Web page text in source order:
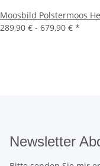
Moosbild Polstermoos
289,90 € - 679,90 € *
Newsletter